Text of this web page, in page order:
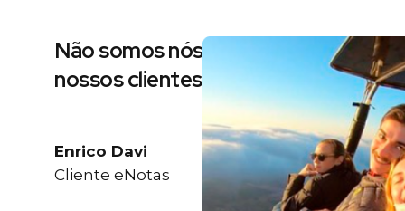
Não somos nós dizendo, são
nossos clientes
Enrico Davi
Cliente eNotas